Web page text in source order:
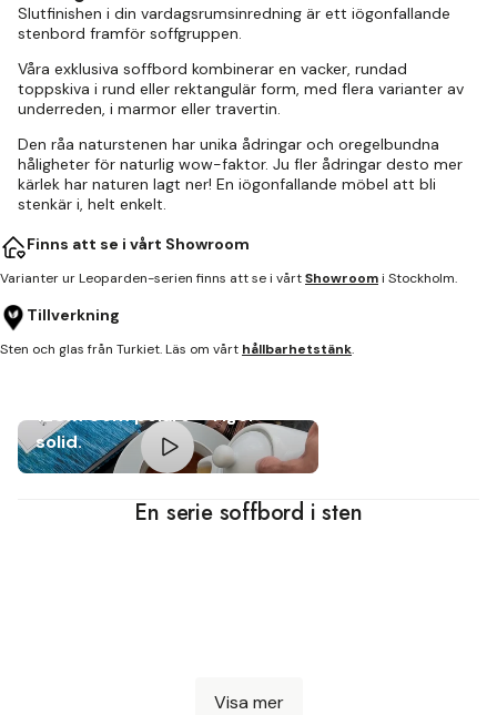
Slutfinishen i din vardagsrumsinredning är ett iögonfallande
stenbord framför soffgruppen.
Våra exklusiva soffbord kombinerar en vacker, rundad
toppskiva i rund eller rektangulär form, med flera varianter av
underreden, i marmor eller travertin.
Den råa naturstenen har unika ådringar och oregelbundna
håligheter för naturlig wow-faktor. Ju fler ådringar desto mer
kärlek har naturen lagt ner! En iögonfallande möbel att bli
stenkär i, helt enkelt.
Finns att se i vårt Showroom
Varianter ur Leoparden-serien finns att se i vårtShowroomi Stockholm.
Tillverkning
Sten och glas från Turkiet. Läs om vårt hållbarhetstänk.
120x70cm pelare - Tiger
solid.
En serie soffbord i sten
Visa mer